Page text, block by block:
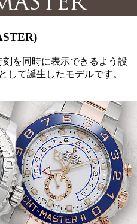
を同時に表示できるよう設
して誕生したモデルです。